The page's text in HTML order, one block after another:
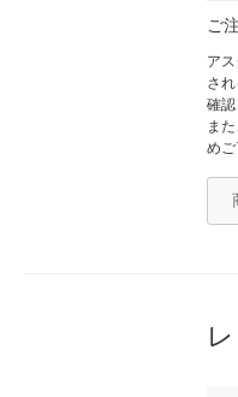
ご
ア
さ
確
ま
めご